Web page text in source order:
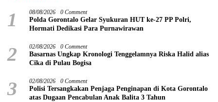
1 08/08/2026 0 Comment
Polda Gorontalo Gelar Syukuran HUT ke-27 PP Polri,
Hormati Dedikasi Para Purnawirawan
2 02/08/2026 0 Comment
Basarnas Ungkap Kronologi Tenggelamnya Riska Halid alias
Cika di Pulau Bogisa
3 02/08/2026 0 Comment
Polisi Tersangkakan Penjaga Penginapan di Kota Gorontalo
atas Dugaan Pencabulan Anak Balita 3 Tahun